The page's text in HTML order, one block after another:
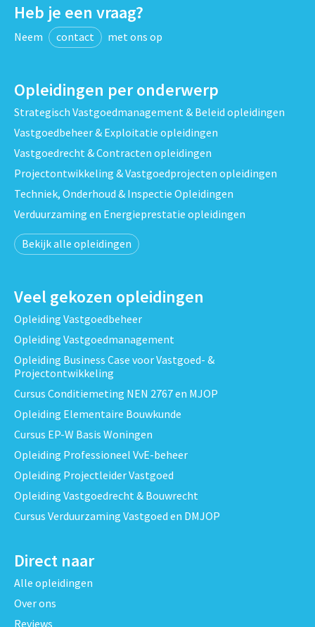
Heb je een vraag?
Neem contact met ons op
Opleidingen per onderwerp
Strategisch Vastgoedmanagement & Beleid opleidingen
Vastgoedbeheer & Exploitatie opleidingen
Vastgoedrecht & Contracten opleidingen
Projectontwikkeling & Vastgoedprojecten opleidingen
Techniek, Onderhoud & Inspectie Opleidingen
Verduurzaming en Energieprestatie opleidingen
Bekijk alle opleidingen
Veel gekozen opleidingen
Opleiding Vastgoedbeheer
Opleiding Vastgoedmanagement
Opleiding Business Case voor Vastgoed- &
Projectontwikkeling
Cursus Conditiemeting NEN 2767 en MJOP
Opleiding Elementaire Bouwkunde
Cursus EP-W Basis Woningen
Opleiding Professioneel VvE-beheer
Opleiding Projectleider Vastgoed
Opleiding Vastgoedrecht & Bouwrecht
Cursus Verduurzaming Vastgoed en DMJOP
Direct naar
Alle opleidingen
Over ons
Reviews